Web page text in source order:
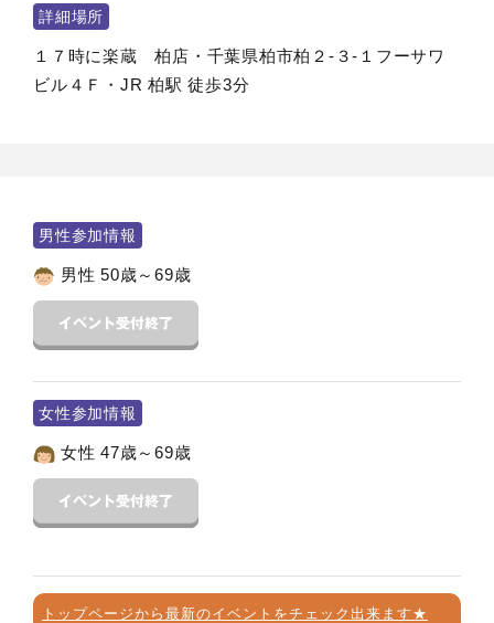
詳細場所
１７時に楽蔵 柏店・千葉県柏市柏２-３-１フーサワ
ビル４Ｆ・JR 柏駅 徒歩3分
男性参加情報
男性 50歳～69歳
女性参加情報
女性 47歳～69歳
トップページから最新のイベントをチェック出来ます★